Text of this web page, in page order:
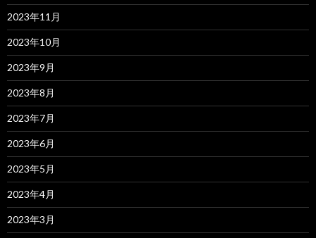
2023年11月
2023年10月
2023年9月
2023年8月
2023年7月
2023年6月
2023年5月
2023年4月
2023年3月